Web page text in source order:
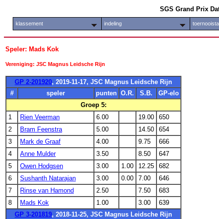
SGS Grand Prix
klassement indeling
Speler: Mads Kok
Vereniging: JSC Magnus Leidsche Rijn
GP 2-201920, 2019-11-17, JSC Magnus Leidsche Rijn
#
speler punten O.R. S.B.
GP-elo
Groep 5:
1
Rien Veerman 6.00 19.00
650
2
Bram Feenstra 5.00 14.50
654
3
Mark de Graaf 4.00 9.75
666
4
Anne Mulder 3.50 8.50
647
5
Owen Hodgsen 3.00 1.00 12.25
682
6
Sushanth Natarajan 3.00 0.00 7.00
646
7
Rinse van Hamond 2.50 7.50
683
8
Mads Kok 1.00 3.00
639
GP 3-201819, 2018-11-25, JSC Magnus Leidsche Rijn